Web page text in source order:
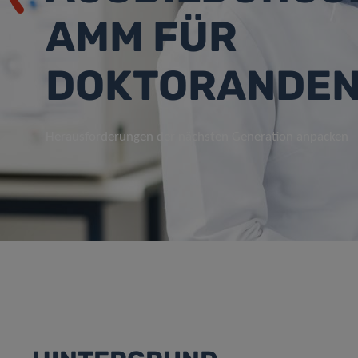
AMM FÜR
Herausforderungen der nächsten Generation anpacken